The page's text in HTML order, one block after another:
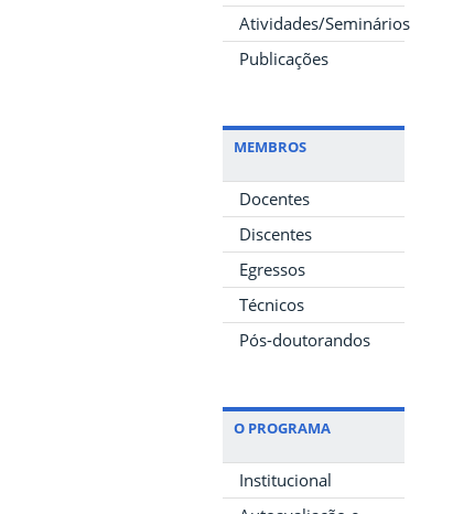
Atividades/Seminários
Publicações
MEMBROS
Docentes
Discentes
Egressos
Técnicos
Pós-doutorandos
O PROGRAMA
Institucional